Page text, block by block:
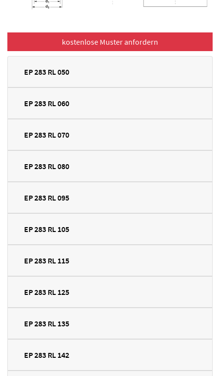
EP 283 RL 050
EP 283 RL 060
EP 283 RL 070
EP 283 RL 080
EP 283 RL 095
EP 283 RL 105
EP 283 RL 115
EP 283 RL 125
EP 283 RL 135
EP 283 RL 142